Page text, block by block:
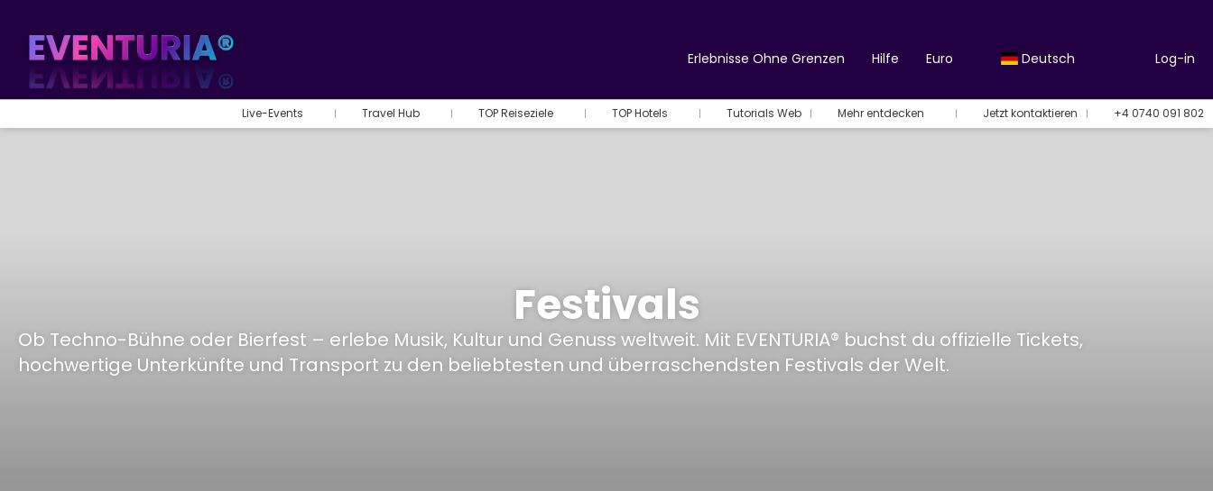
Erlebnisse Ohne Grenzen Hilfe Euro Deutsch Log-in
Live-Events Travel Hub TOP Reiseziele TOP Hotels Tutorials Web Mehr entdecken Jetzt kontaktieren +4 0740 091 802
Festivals
Ob Techno-Bühne oder Bierfest – erlebe Musik, Kultur und Genuss weltweit. Mit EVENTURIA® buchst du offizielle Tickets,
hochwertige Unterkünfte und Transport zu den beliebtesten und überraschendsten Festivals der Welt.